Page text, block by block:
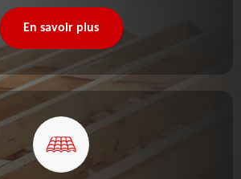
En savoir plus